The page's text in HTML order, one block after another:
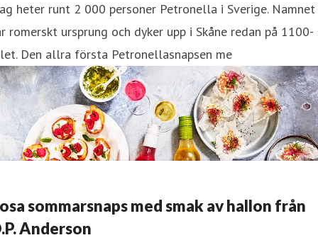
heter runt 2 000 personer Petronella i Sverige. Namnet
romerskt ursprung och dyker upp i Skåne redan på 1100-
Den allra första Petronellasnapsen me
sommarsnaps med smak av hallon från
Anderson